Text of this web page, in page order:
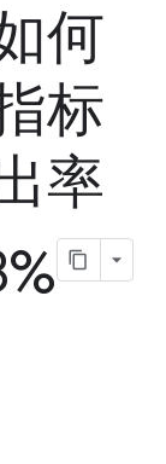
何
标
率